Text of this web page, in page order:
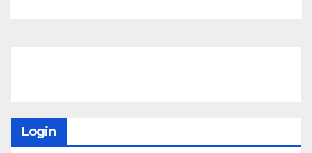
Login